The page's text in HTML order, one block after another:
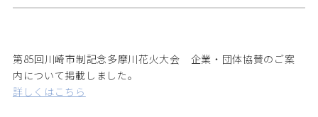
第85回川崎市制記念多摩川花火大会 企業・団体協賛のご案
内について掲載しました。
詳しくはこちら